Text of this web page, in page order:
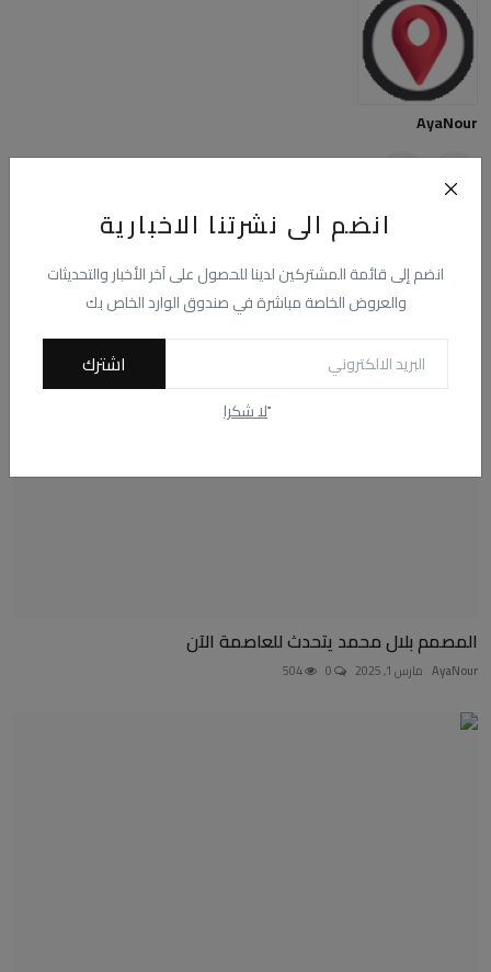
انضم الى نشرتنا الاخبارية
انضم إلى قائمة المشتركين لدينا للحصول على آخر الأخبار والتحديثات
والعروض الخاصة مباشرة في صندوق الوارد الخاص بك
اشترك
ًلا شكرا
AyaNour
منشورات ذات صلة
المصمم بلال محمد يتحدث للعاصمة الآن
AyaNour مارس 1, 2025